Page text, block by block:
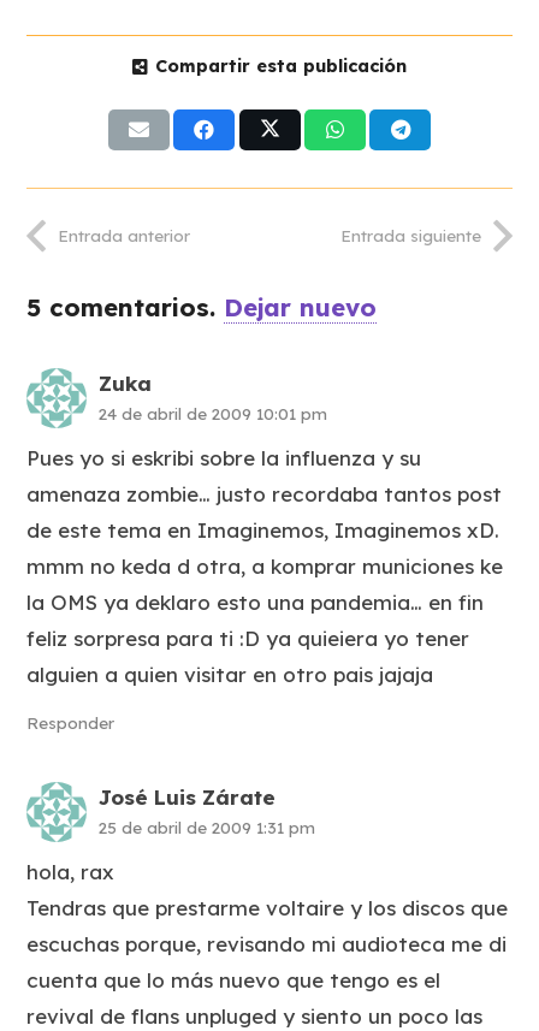
Compartir esta publicación
Entrada anterior Entrada siguiente
5 comentarios. Dejar nuevo
Zuka
24 de abril de 2009 10:01 pm
Pues yo si eskribi sobre la influenza y su
amenaza zombie… justo recordaba tantos post
de este tema en Imaginemos, Imaginemos xD.
mmm no keda d otra, a komprar municiones ke
la OMS ya deklaro esto una pandemia… en fin
feliz sorpresa para ti :D ya quieiera yo tener
alguien a quien visitar en otro pais jajaja
Responder
José Luis Zárate
25 de abril de 2009 1:31 pm
hola, rax
Tendras que prestarme voltaire y los discos que
escuchas porque, revisando mi audioteca me di
cuenta que lo más nuevo que tengo es el
revival de flans unpluged y siento un poco las